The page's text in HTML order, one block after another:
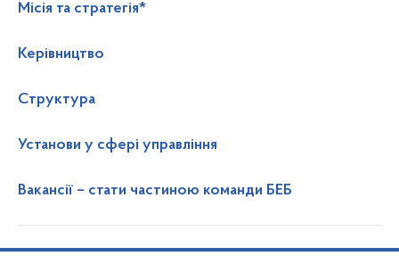
Місія та стратегія*
Керівництво
Структура
Установи у сфері управління
Вакансії – стати частиною команди БЕБ